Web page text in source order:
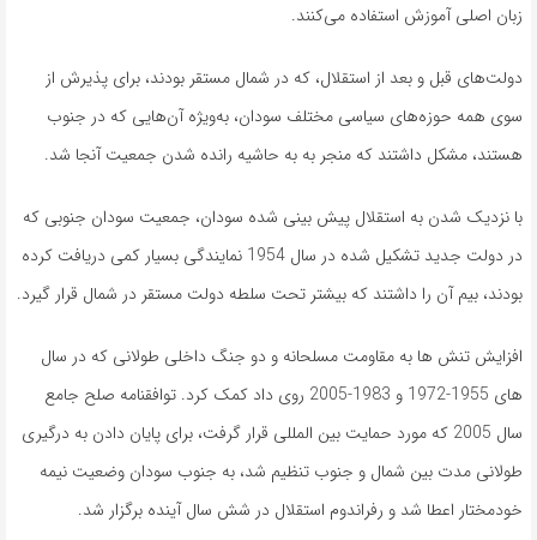
زبان اصلی آموزش استفاده می‌کنند.
دولت‌های قبل و بعد از استقلال، که در شمال مستقر بودند، برای پذیرش از
سوی همه حوزه‌های سیاسی مختلف سودان، به‌ویژه آن‌هایی که در جنوب
هستند، مشکل داشتند که منجر به به حاشیه رانده شدن جمعیت آنجا شد.
با نزدیک شدن به استقلال پیش بینی شده سودان، جمعیت سودان جنوبی که
در دولت جدید تشکیل شده در سال 1954 نمایندگی بسیار کمی دریافت کرده
بودند، بیم آن را داشتند که بیشتر تحت سلطه دولت مستقر در شمال قرار گیرد.
افزایش تنش ها به مقاومت مسلحانه و دو جنگ داخلی طولانی که در سال
های 1955-1972 و 1983-2005 روی داد کمک کرد. توافقنامه صلح جامع
سال 2005 که مورد حمایت بین المللی قرار گرفت، برای پایان دادن به درگیری
طولانی مدت بین شمال و جنوب تنظیم شد، به جنوب سودان وضعیت نیمه
خودمختار اعطا شد و رفراندوم استقلال در شش سال آینده برگزار شد.